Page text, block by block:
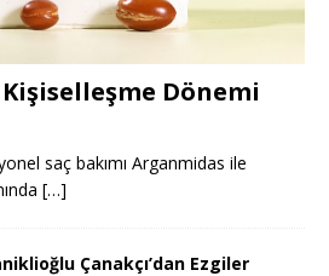
Kişiselleşme Dönemi
saç bakımı Arganmidas ile
[…]
Çanakçı’dan Ezgiler